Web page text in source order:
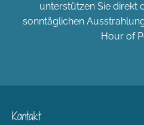
unterstützen Sie direkt
sonntäglichen
Hour of
Kontakt